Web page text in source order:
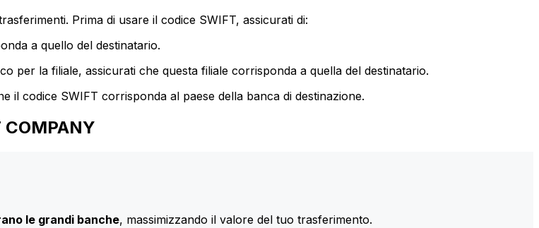
Prima di usare il codice SWIFT, assicurati di:
a quello del destinatario.
per la filiale, assicurati che questa filiale corrisponda a quella del destinatario.
il codice SWIFT corrisponda al paese della banca di destinazione.
COMPANY
le grandi banche, massimizzando il valore del tuo trasferimento.